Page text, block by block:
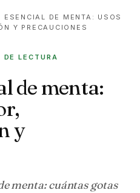
ESENCIAL DE MENTA: USOS
Y PRECAUCIONES
DE LECTURA
de menta:
y
menta: cuántas gotas